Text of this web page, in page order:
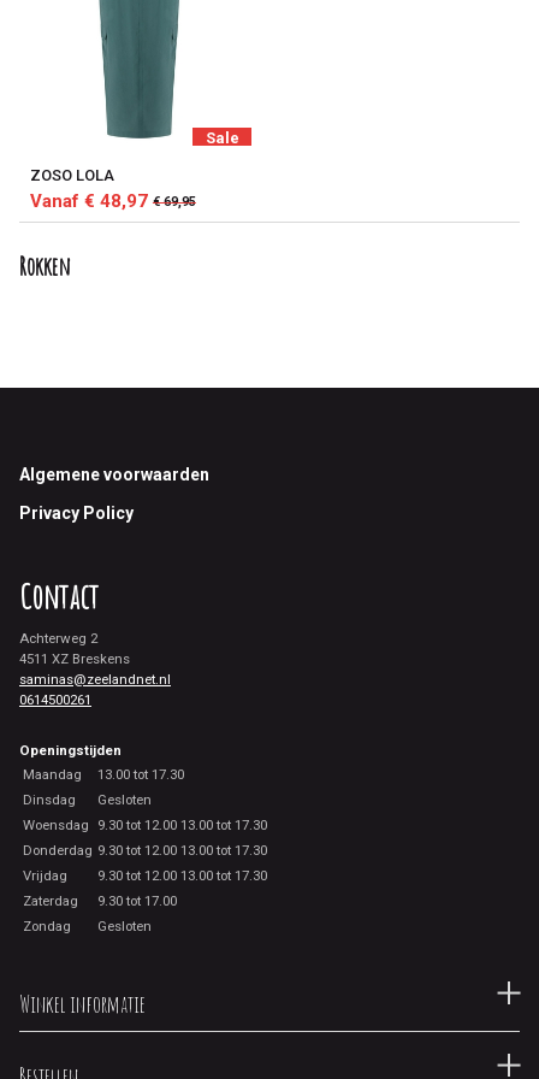
Sale
ZOSO LOLA
Vanaf € 48,97 € 69,95
Rokken
Footer
Algemene voorwaarden
Privacy Policy
Contact
Achterweg 2
4511 XZ Breskens
saminas@zeelandnet.nl
0614500261
Openingstijden
Maandag
13.00 tot 17.30
Dinsdag
Gesloten
Woensdag
9.30 tot 12.00 13.00 tot 17.30
Donderdag 9.30 tot 12.00 13.00 tot 17.30
Vrijdag
9.30 tot 12.00 13.00 tot 17.30
Zaterdag
9.30 tot 17.00
Zondag
Gesloten
Winkel informatie